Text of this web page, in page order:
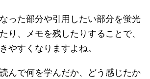
った部分や引用したい部分を蛍光
り、メモを残したりすることで、
やすくなりますよね。
んで何を学んだか、どう感じたか